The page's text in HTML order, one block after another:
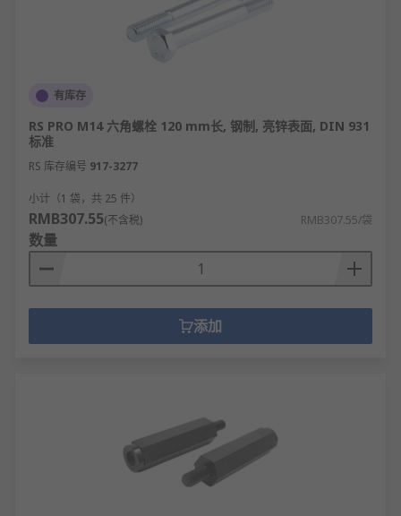
有库存
RS PRO M14 六角螺栓 120 mm长, 钢制, 亮锌表面, DIN 931
标准
RS 库存编号 917-3277
小计（1 袋，共 25 件）
RMB307.55(不含税) RMB307.55/袋
数量
添加